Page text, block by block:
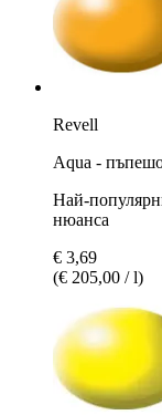
Revell
Aqua -
Най-
нюанса
€ 3,69
(€ 205,00 / l)